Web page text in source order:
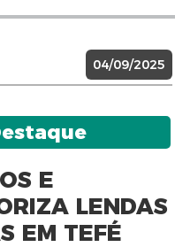
04/09/2025
E
LENDAS
EM TEFÉ